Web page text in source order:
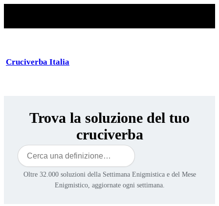
Cruciverba Italia
Trova la soluzione del tuo
cruciverba
Cerca
Oltre 32.000 soluzioni della Settimana Enigmistica e del Mese
Enigmistico, aggiornate ogni settimana.